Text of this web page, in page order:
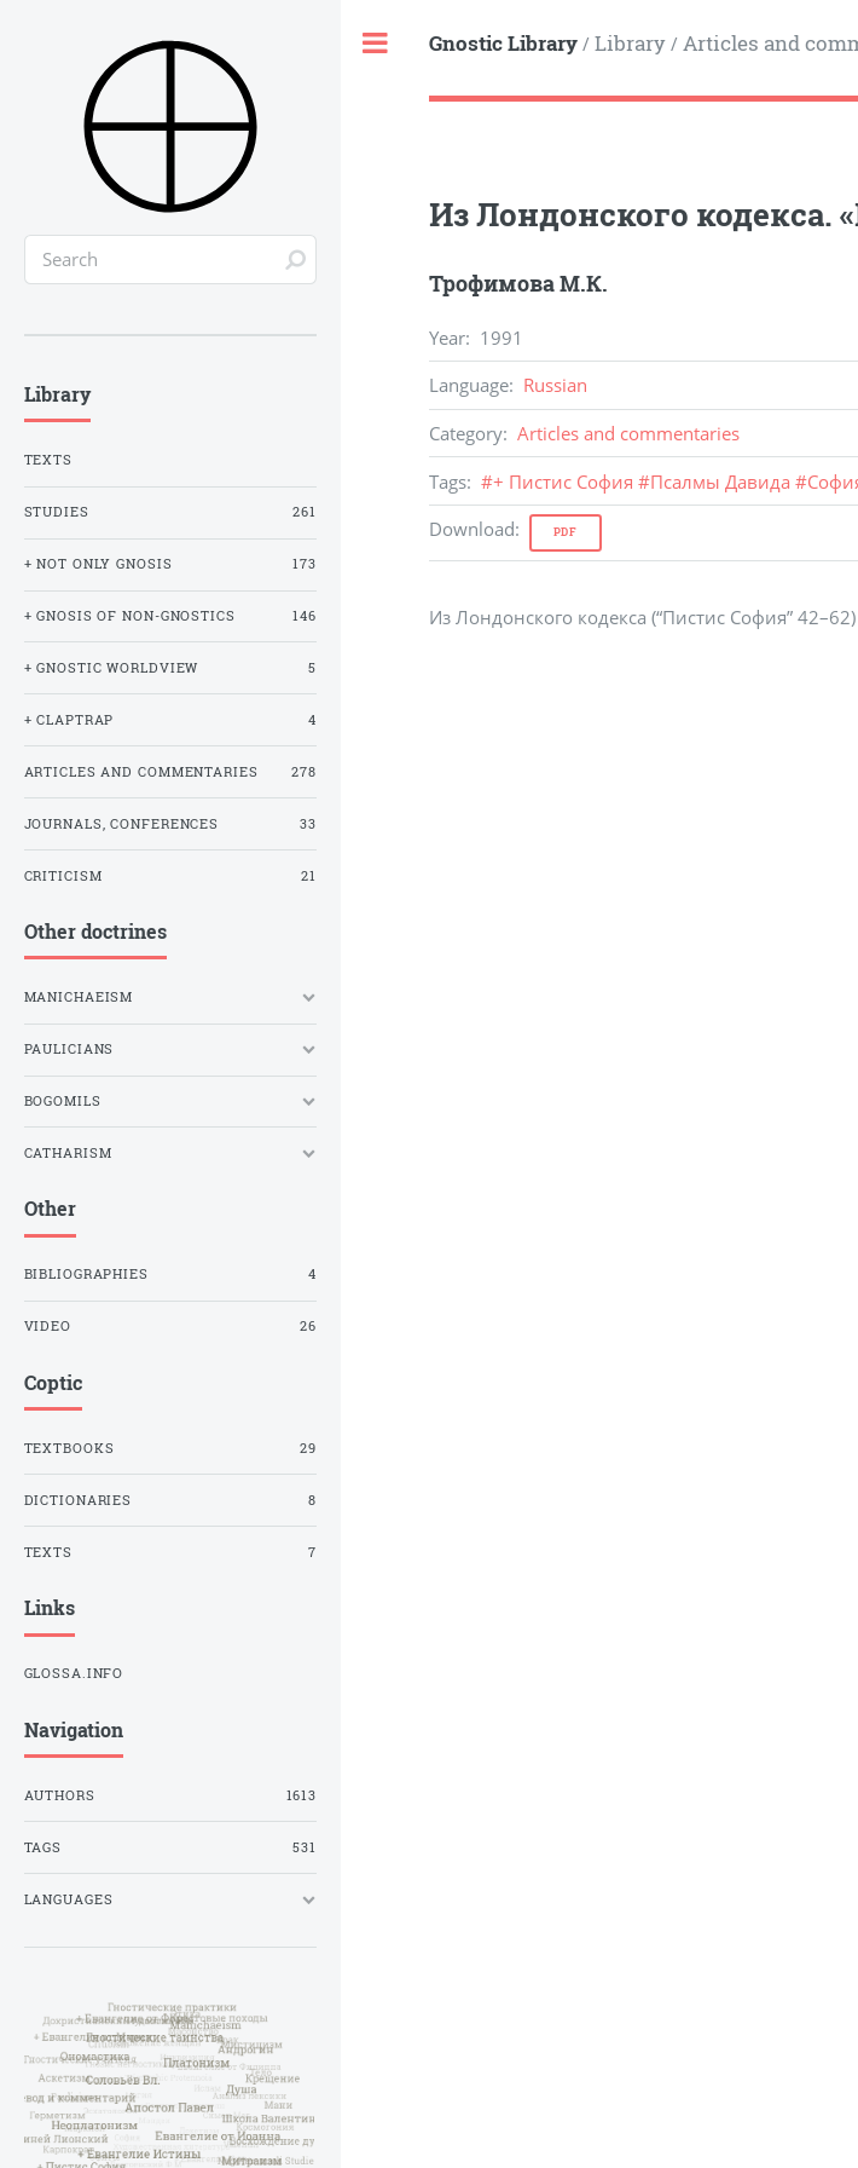
Gnostic Library/ Library/ Articles and
Из Лондонского кодекса.
Трофимова М.К.
Year: 1991
Language: Russian
Category: Articles and commentaries
Tags: #+ Пистис София #Псалмы Давида #
Download: PDF
Из Лондонского кодекса (“Пистис София”
Library
TEXTS
STUDIES 261
+ NOT ONLY GNOSIS 173
+ GNOSIS OF NON-GNOSTICS 146
+ GNOSTIC WORLDVIEW 5
+ CLAPTRAP 4
ARTICLES AND COMMENTARIES 278
JOURNALS, CONFERENCES 33
CRITICISM 21
Other doctrines
MANICHAEISM
PAULICIANS
BOGOMILS
CATHARISM
Other
BIBLIOGRAPHIES 4
VIDEO 26
Coptic
TEXTBOOKS 29
DICTIONARIES 8
TEXTS 7
Links
GLOSSA.INFO
Navigation
AUTHORS 1613
TAGS 531
LANGUAGES
Toggle